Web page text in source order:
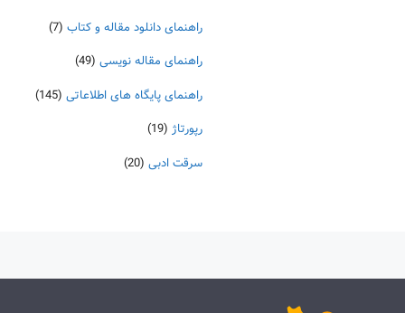
راهنمای دانلود مقاله و کتاب (7)
راهنمای مقاله نویسی (49)
راهنمای پایگاه های اطلاعاتی (145)
رپورتاژ (19)
سرقت ادبی (20)